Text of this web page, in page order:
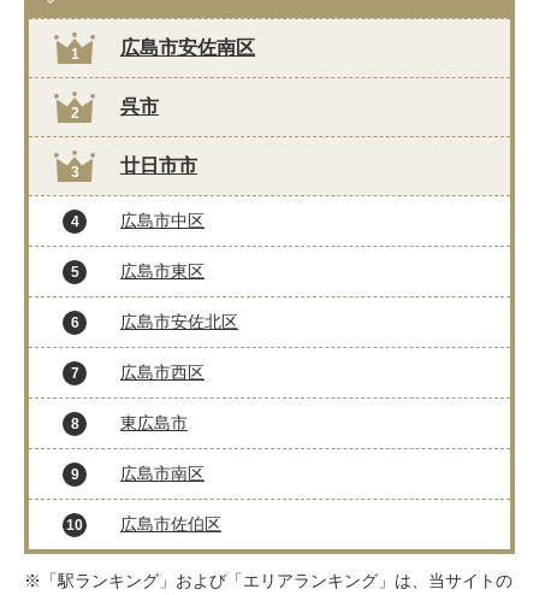
1 広島市安佐南区
2 呉市
3 廿日市市
4 広島市中区
5 広島市東区
6 広島市安佐北区
7 広島市西区
8 東広島市
9 広島市南区
10 広島市佐伯区
※「駅ランキング」および「エリアランキング」は、当サイトの